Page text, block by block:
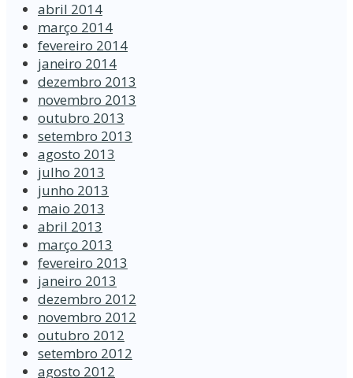
abril 2014
março 2014
fevereiro 2014
janeiro 2014
dezembro 2013
novembro 2013
outubro 2013
setembro 2013
agosto 2013
julho 2013
junho 2013
maio 2013
abril 2013
março 2013
fevereiro 2013
janeiro 2013
dezembro 2012
novembro 2012
outubro 2012
setembro 2012
agosto 2012